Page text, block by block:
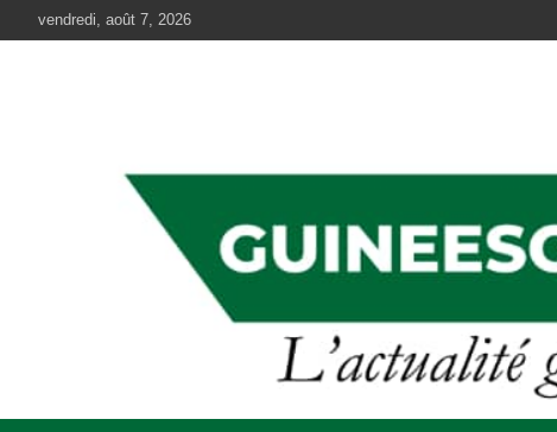
au
vendredi, août 7, 2026